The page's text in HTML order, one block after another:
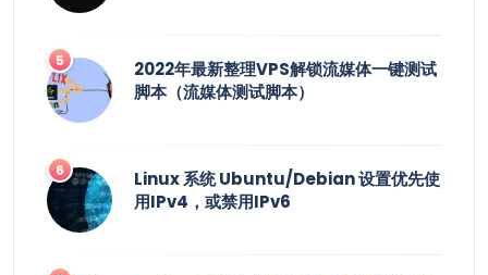
2022年最新整理VPS解锁流媒体一键测试
脚本（流媒体测试脚本）
Linux 系统 Ubuntu/Debian 设置优先使
用IPv4，或禁用IPv6